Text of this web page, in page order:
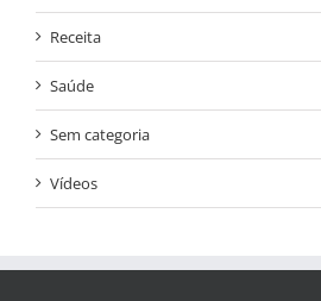
Receita
Saúde
Sem categoria
Vídeos